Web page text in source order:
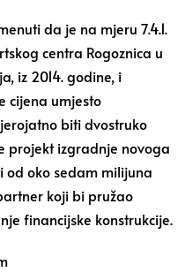
da je na mjeru 7.4.1.
centra Rogoznica u
iz 2014. godine, i
cijena umjesto
biti dvostruko
projekt izgradnje novoga
oko sedam milijuna
koji bi pružao
financijske konstrukcije.